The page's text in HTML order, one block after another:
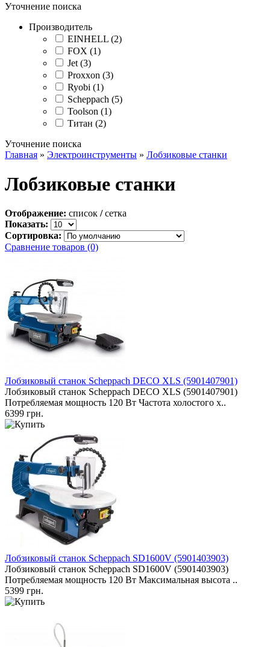
Уточнение поиска
Производитель
EINHELL (2)
FOX (1)
Jet (3)
Proxxon (3)
Ryobi (1)
Scheppach (5)
Toolson (1)
Титан (2)
Уточнение поиска
Главная » Электроинструменты » Лобзиковые станки
Лобзиковые станки
Отображение: список / сетка
Показать:
Сортировка:
Сравнение товаров (0)
Лобзиковый станок Scheppach DECO XLS (5901407901)
Лобзиковый станок Scheppach DECO XLS (5901407901)
Потребляемая мощность 120 Вт Частота холостого х..
6399 грн.
Лобзиковый станок Scheppach SD1600V (5901403903)
Лобзиковый станок Scheppach SD1600V (5901403903)
Потребляемая мощность 120 Вт Максимальная высота ..
5399 грн.